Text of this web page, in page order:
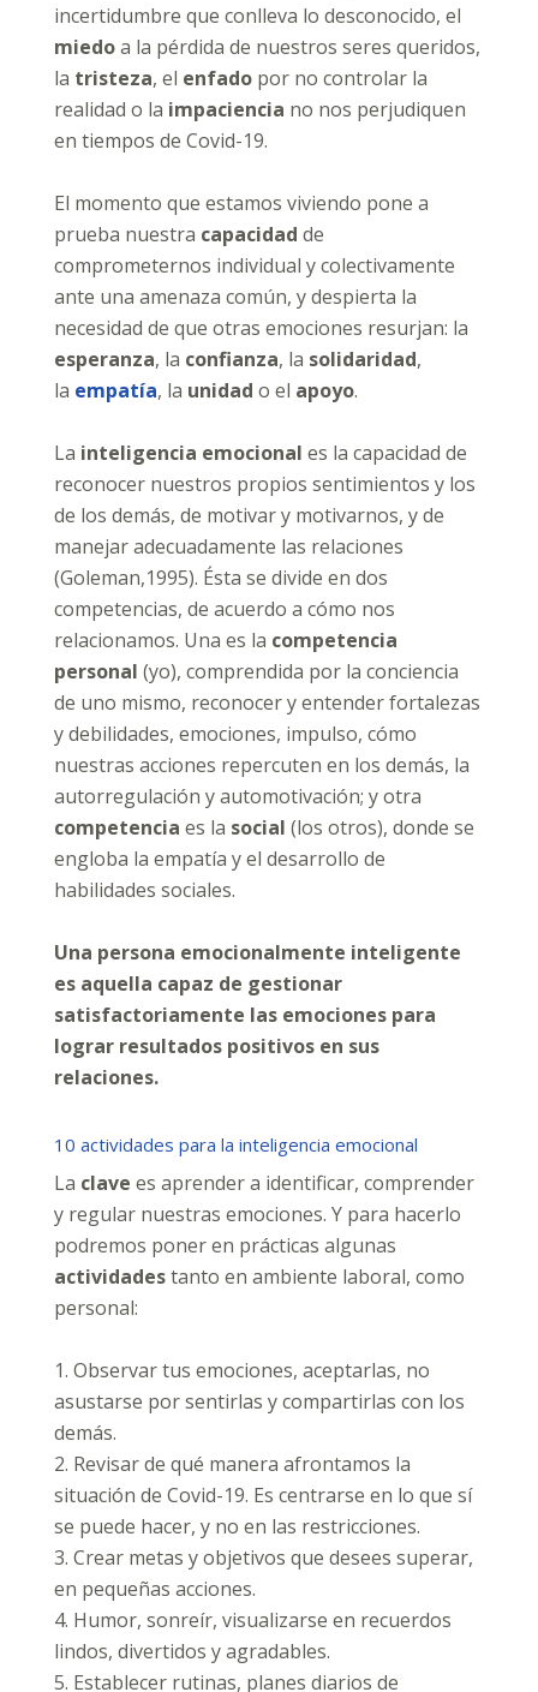
incertidumbre que conlleva lo desconocido, el
miedoa la pérdida de nuestros seres queridos,
la tristeza, el enfadopor no controlar la
realidad o la impaciencia no nos perjudiquen
en tiempos de Covid-19.
El momento que estamos viviendo pone a
prueba nuestra capacidad de
comprometernos individual y colectivamente
ante una amenaza común, y despierta la
necesidad de que otras emociones resurjan: la
esperanza, la confianza, la solidaridad,
la empatía, la unidad o el apoyo.
La inteligencia emocional es la capacidad de
reconocer nuestros propios sentimientos y los
de los demás, de motivar y motivarnos, y de
manejar adecuadamente las relaciones
(Goleman,1995). Ésta se divide en dos
competencias, de acuerdo a cómo nos
relacionamos. Una es la competencia
personal (yo), comprendida por la conciencia
de uno mismo, reconocer y entender fortalezas
y debilidades, emociones, impulso, cómo
nuestras acciones repercuten en los demás, la
autorregulación y automotivación; y otra
competencia es la social (los otros), donde se
engloba la empatía y el desarrollo de
habilidades sociales.
Una persona emocionalmente inteligente
es aquella capaz de gestionar
satisfactoriamente las emociones para
lograr resultados positivos en sus
relaciones.
10 actividades para la inteligencia emocional
La clave es aprender a identificar, comprender
y regular nuestras emociones. Y para hacerlo
podremos poner en prácticas algunas
actividadestanto en ambiente laboral, como
personal:
1. Observar tus emociones, aceptarlas, no
asustarse por sentirlas y compartirlas con los
demás.
2. Revisar de qué manera afrontamos la
situación de Covid-19. Es centrarse en lo que sí
se puede hacer, y no en las restricciones.
3. Crear metas y objetivos que desees superar,
en pequeñas acciones.
4. Humor, sonreír, visualizarse en recuerdos
lindos, divertidos y agradables.
5. Establecer rutinas, planes diarios de